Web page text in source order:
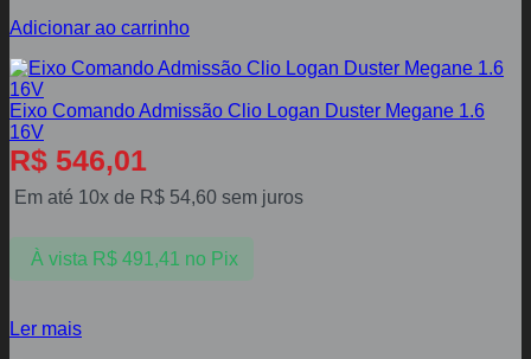
Adicionar ao carrinho
Eixo Comando Admissão Clio Logan Duster Megane 1.6
16V
R$ 546,01
Em até 10x de R$ 54,60 sem juros
À vista R$491,41 no Pix
Ler mais